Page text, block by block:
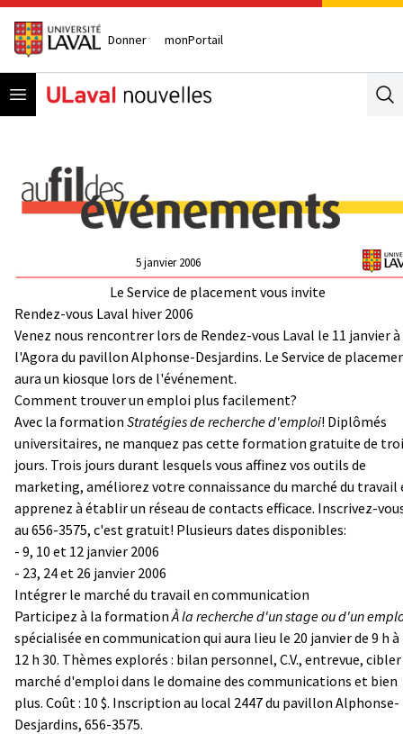
Donner monPortail
Open menu
5 janvier 2006
Le Service de placement vous invite
Rendez-vous Laval hiver 2006
Venez nous rencontrer lors de Rendez-vous Laval le 11 janvier à
l'Agora du pavillon Alphonse-Desjardins. Le Service de
aura un kiosque lors de l'événement.
Comment trouver un emploi plus facilement?
Avec la formation Stratégies de recherche d'emploi! Diplômés
universitaires, ne manquez pas cette formation gratuite de
jours. Trois jours durant lesquels vous affinez vos outils de
marketing, améliorez votre connaissance du marché du travail
apprenez à établir un réseau de contacts efficace. Inscrivez-
au 656-3575, c'est gratuit! Plusieurs dates disponibles:
- 9, 10 et 12 janvier 2006
- 23, 24 et 26 janvier 2006
Intégrer le marché du travail en communication
Participez à la formationÀ la recherche d'un stage ou d'un
spécialisée en communication qui aura lieu le 20 janvier de 9 h à
12 h 30. Thèmes explorés : bilan personnel, C.V., entrevue,
marché d'emploi dans le domaine des communications et bien
plus. Coût : 10 $. Inscription au local 2447 du pavillon Alphonse-
Desjardins, 656-3575.